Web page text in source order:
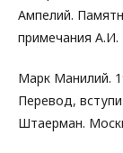
Ампелий.
примечания
Марк Манилий.
Перевод,
Штаерман.